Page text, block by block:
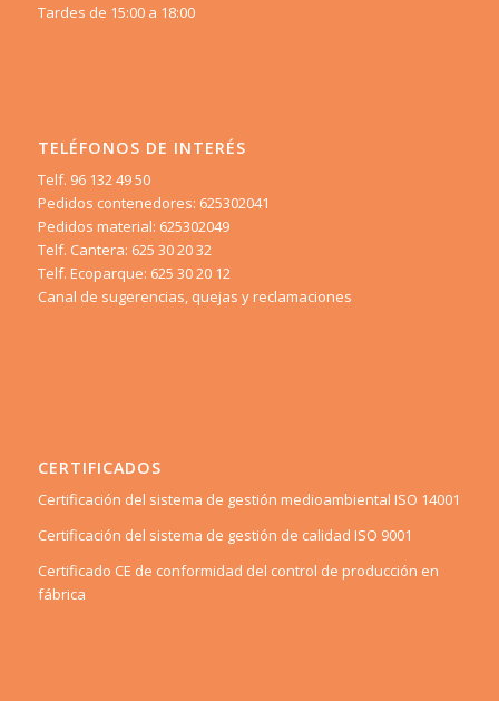
Tardes de 15:00 a 18:00
TELÉFONOS DE INTERÉS
Telf. 96 132 49 50
Pedidos contenedores: 625302041
Pedidos material: 625302049
Telf. Cantera: 625 30 20 32
Telf. Ecoparque: 625 30 20 12
Canal de sugerencias, quejas y reclamaciones
CERTIFICADOS
Certificación del sistema de gestión medioambiental ISO 14001
Certificación del sistema de gestión de calidad ISO 9001
Certificado CE de conformidad del control de producción en
fábrica